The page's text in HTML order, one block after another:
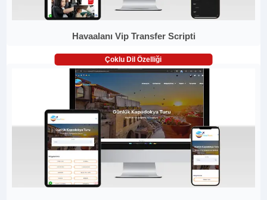
Havaalanı Vip Transfer Scripti
Çoklu Dil Özelliği